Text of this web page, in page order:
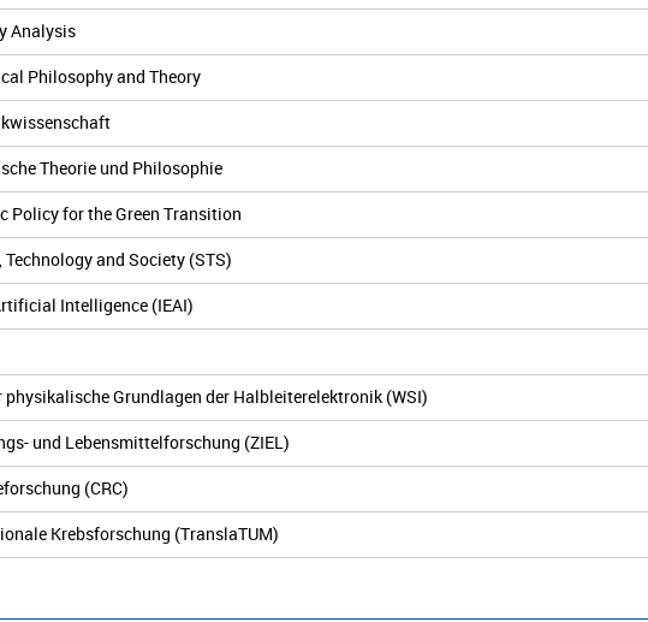
Analysis
Philosophy and Theory
Theorie und Philosophie
Policy for the Green Transition
and Society (STS)
Intelligence (IEAI)
Grundlagen der Halbleiterelektronik (WSI)
und Lebensmittelforschung (ZIEL)
(CRC)
Krebsforschung (TranslaTUM)